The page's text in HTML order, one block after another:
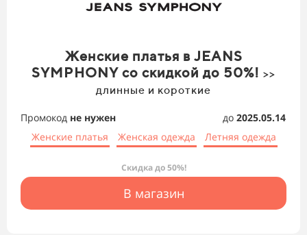
Женские платья в JEANS
SYMPHONY со скидкой до 50%! >>
длинные и короткие
Промокод не нужен до 2025.05.14
Женские платья
Женская одежда Летняя одежда
Скидка до 50%!
В магазин